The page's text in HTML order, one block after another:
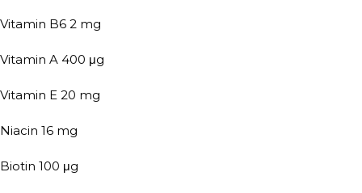
Vitamin B6 2 mg
Vitamin A 400 μg
Vitamin E 20 mg
Niacin 16 mg
Biotin 100 μg